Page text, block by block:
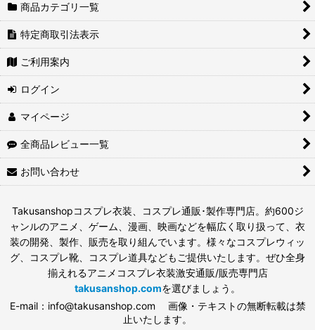
商品カテゴリ一覧
特定商取引法表示
ご利用案内
ログイン
マイページ
全商品レビュー一覧
お問い合わせ
Takusanshopコスプレ衣装、コスプレ通販･製作専門店。約600ジ
ャンルのアニメ、ゲーム、漫画、映画などを幅広く取り扱って、衣
装の開発、製作、販売を取り組んでいます。様々なコスプレウィッ
グ、コスプレ靴、コスプレ道具などもご提供いたします。ぜひ全身
揃えれるアニメコスプレ衣装激安通販/販売専門店
takusanshop.comを選びましょう。
E-mail：info@takusanshop.com 画像・テキストの無断転載は禁
止いたします。